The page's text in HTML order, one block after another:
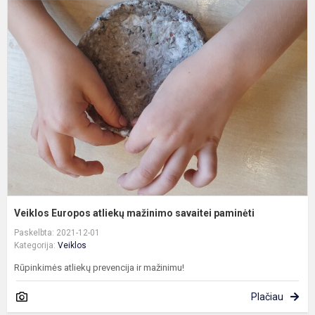
Veiklos Europos atliekų mažinimo savaitei paminėti
Paskelbta: 2021-12-01
Kategorija: Veiklos
Rūpinkimės atliekų prevencija ir mažinimu!
Plačiau